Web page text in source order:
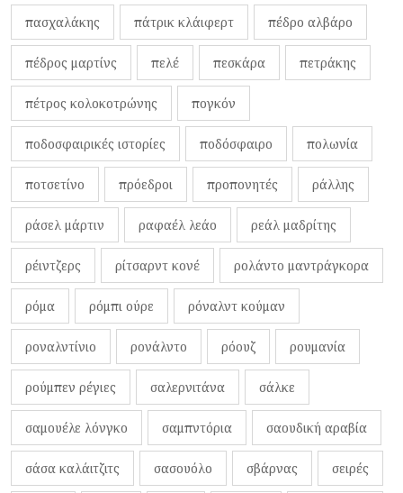
πασχαλάκης πάτρικ κλάιφερτ πέδρο αλβάρο
πέδρος μαρτίνς πελέ πεσκάρα πετράκης
πέτρος κολοκοτρώνης πογκόν
ποδοσφαιρικές ιστορίες ποδόσφαιρο πολωνία
ποτσετίνο πρόεδροι προπονητές ράλλης
ράσελ μάρτιν ραφαέλ λεάο ρεάλ μαδρίτης
ρέιντζερς ρίτσαρντ κονέ ρολάντο μαντράγκορα
ρόμα ρόμπι ούρε ρόναλντ κούμαν
ροναλντίνιο ρονάλντο ρόουζ ρουμανία
ρούμπεν ρέγιες σαλερνιτάνα σάλκε
σαμουέλε λόνγκο σαμπντόρια σαουδική αραβία
σάσα καλάιτζιτς σασουόλο σβάρνας σειρές